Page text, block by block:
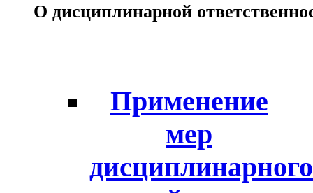
О дисциплинарной
Применение
мер
дисциплинарного